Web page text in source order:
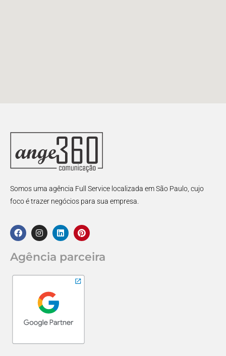
Somos uma agência Full Service localizada em São Paulo, cujo
foco é trazer negócios para sua empresa.
Agência parceira